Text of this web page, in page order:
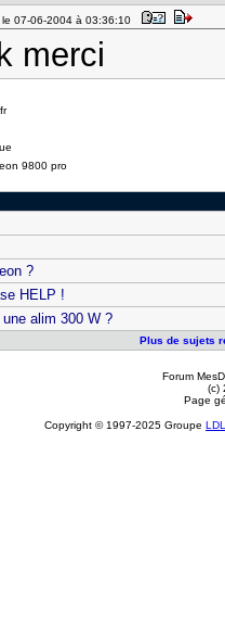
le 07-06-2004 à 03:36:10
merci
9800 pro
?
HELP !
alim 300 W ?
Plus de sujets
Forum
(c)
Page
Copyright © 1997-2025 Groupe